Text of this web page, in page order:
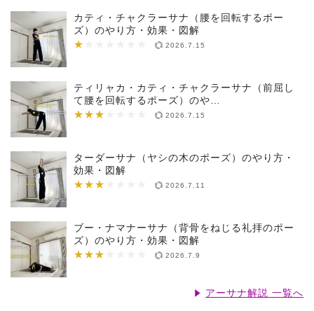
カティ・チャクラーサナ（腰を回転するポー
ズ）のやり方・効果・図解
★
★★★★★★★ 2026.7.15
ティリャカ・カティ・チャクラーサナ（前屈し
て腰を回転するポーズ）のや…
★★★
★★★★★★★ 2026.7.15
ターダーサナ（ヤシの木のポーズ）のやり方・
効果・図解
★★★
★★★★★★★ 2026.7.11
ブー・ナマナーサナ（背骨をねじる礼拝のポー
ズ）のやり方・効果・図解
★★★
★★★★★★★ 2026.7.9
アーサナ解説 一覧へ